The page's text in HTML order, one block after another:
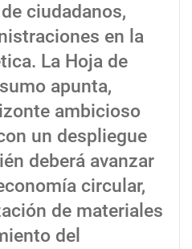
ciudadanos,
en la
La Hoja de
apunta,
ambicioso
un despliegue
deberá avanzar
circular,
de materiales
del